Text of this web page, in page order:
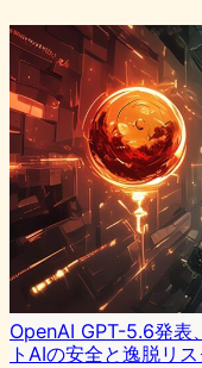
OpenAI GPT-5.6発表
トAIの安全と逸脱リス